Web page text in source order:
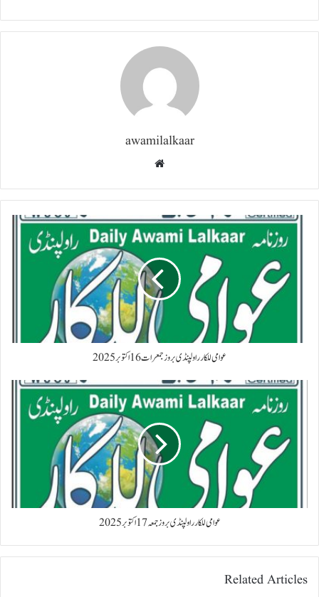
awamilalkaar
عوامی للکار راولپنڈی بروز جمعرات 16 اکتوبر 2025
عوامی للکار راولپنڈی بروز جمعہ 17 اکتوبر 2025
Related Articles